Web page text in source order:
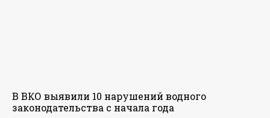
В ВКО выявили 10 нарушений водного
законодательства с начала года